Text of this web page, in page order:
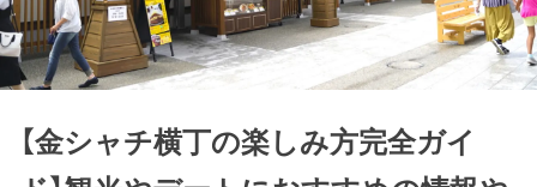
【金シャチ横丁の楽しみ方完全ガイ